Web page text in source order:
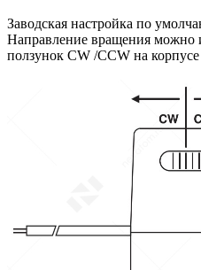
Заводская настройка по
Направление вращения можно
ползунок CW /CCW на